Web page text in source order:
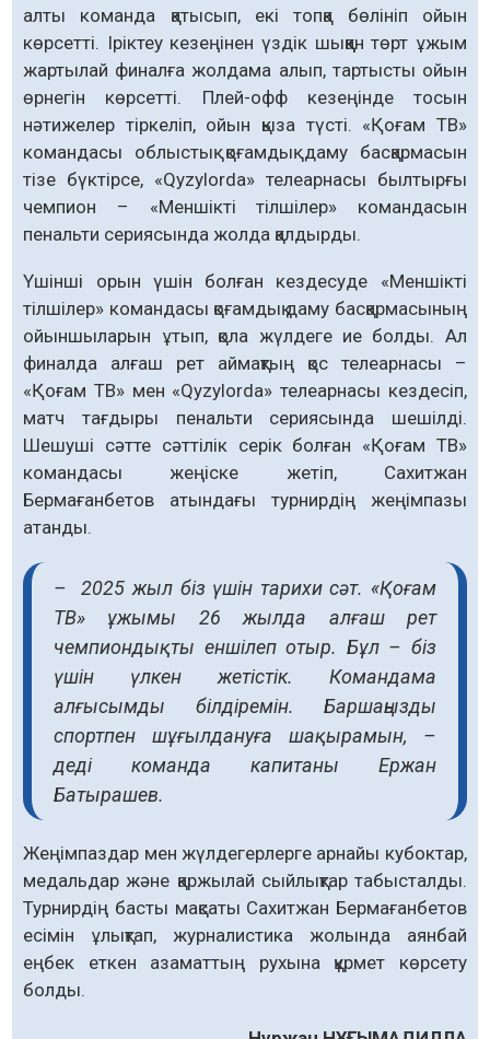
алты команда қатысып, екі топқа бөлініп ойын
көрсетті. Іріктеу кезеңінен үздік шыққан төрт ұжым
жартылай финалға жолдама алып, тартысты ойын
өрнегін көрсетті. Плей-офф кезеңінде тосын
нәтижелер тіркеліп, ойын қыза түсті. «Қоғам ТВ»
командасы облыстық қоғамдық даму басқармасын
тізе бүктірсе, «Qyzylorda» телеарнасы былтырғы
чемпион – «Меншікті тілшілер» командасын
пенальти сериясында жолда қалдырды.
Үшінші орын үшін болған кездесуде «Мен­шікті
тілшілер» командасы қоғамдық даму басқар­масының
ойыншыларын ұтып, қола жүлдеге ие болды. Ал
финалда алғаш рет аймақтың қос телеарнасы –
«Қоғам ТВ» мен «Qyzylorda» телеарнасы кездесіп,
матч тағдыры пенальти сериясында шешілді.
Шешуші сәтте сәттілік серік болған «Қоғам ТВ»
командасы жеңіске жетіп, Сахитжан
Бермағанбетов атындағы турнирдің жеңімпазы
атанды.
– 2025 жыл біз үшін тарихи сәт. «Қоғам
ТВ» ұжымы 26 жылда алғаш рет
чемпиондықты еншілеп отыр. Бұл – біз
үшін үлкен жетістік. Командама
алғысымды білдіремін. Баршаңызды
спортпен шұғылдануға шақырамын, –
деді команда капитаны Ержан
Батырашев.
Жеңімпаздар мен жүлдегерлерге арнайы кубоктар,
медальдар және қаржылай сыйлықтар табысталды.
Турнирдің басты мақсаты Сахитжан Бермағанбетов
есімін ұлықтап, журналистика жолында аянбай
еңбек еткен азаматтың рухына құрмет көрсету
болды.